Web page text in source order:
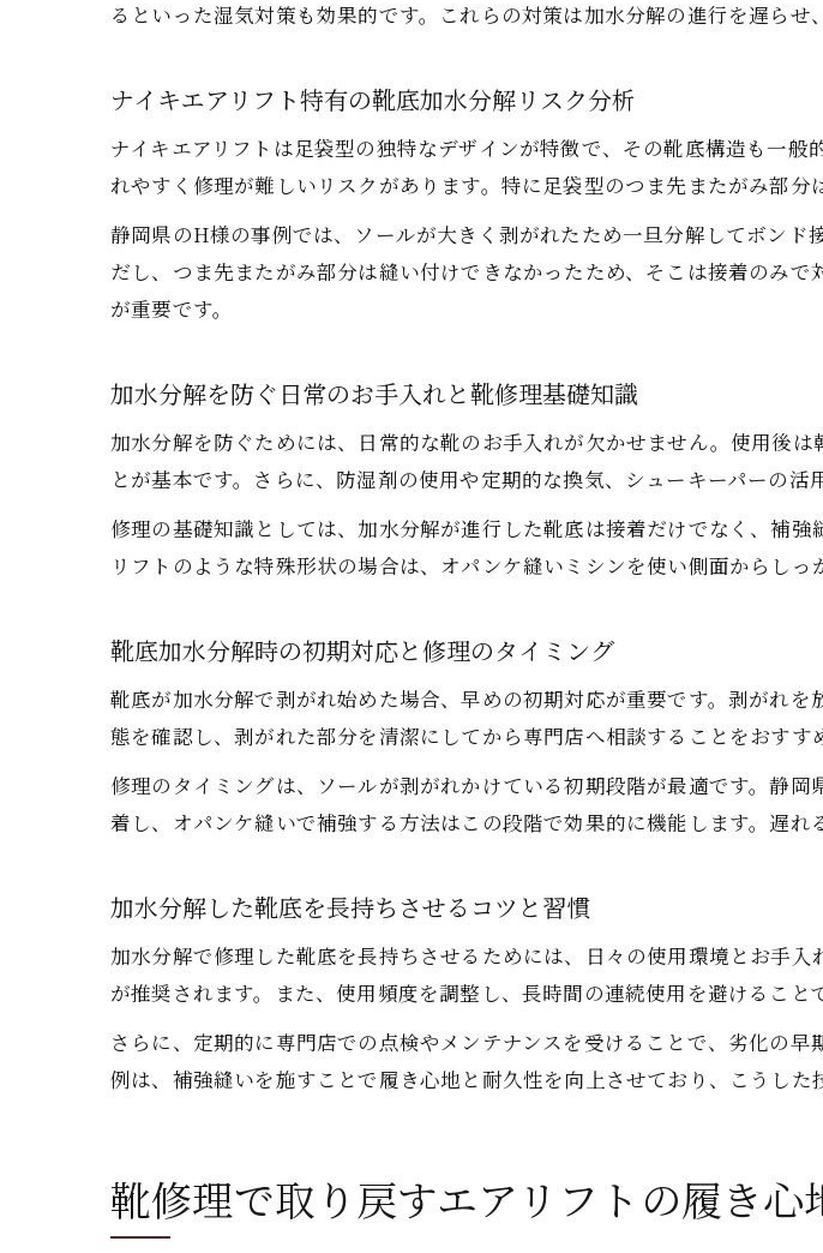
靴底修理時に確認す
靴底加水分解で迷った
加水分解靴底の修理
ソール剥がれが起こる前
靴底剥がれを防ぐ日
加水分解を抑える保
靴修理不要に近づく
加水分解したナイキ靴底
靴底加水分解修理の
ナイキエアリフト靴
加水分解による靴底
自分で靴底修理する際の
靴底加水分解を自分
靴修理に必要な道具
加水分解したナイキ
るといった湿気対策も効果的です。これらの対策は加水分解の進行を遅らせ
ナイキエアリフト特有の靴底加水分解リスク分析
ナイキエアリフトは足袋型の独特なデザインが特徴で、その靴底構造も一
れやすく修理が難しいリスクがあります。特に足袋型のつま先またがみ部分
静岡県のH様の事例では、ソールが大きく剥がれたため一旦分解してボン
だし、つま先またがみ部分は縫い付けできなかったため、そこは接着のみ
が重要です。
加水分解を防ぐ日常のお手入れと靴修理基礎知識
加水分解を防ぐためには、日常的な靴のお手入れが欠かせません。使用後
とが基本です。さらに、防湿剤の使用や定期的な換気、シューキーパーの活
修理の基礎知識としては、加水分解が進行した靴底は接着だけでなく、補
リフトのような特殊形状の場合は、オパンケ縫いミシンを使い側面からしっ
靴底加水分解時の初期対応と修理のタイミング
靴底が加水分解で剥がれ始めた場合、早めの初期対応が重要です。剥がれ
態を確認し、剥がれた部分を清潔にしてから専門店へ相談することをおすす
修理のタイミングは、ソールが剥がれかけている初期段階が最適です。静
着し、オパンケ縫いで補強する方法はこの段階で効果的に機能します。遅
加水分解した靴底を長持ちさせるコツと習慣
加水分解で修理した靴底を長持ちさせるためには、日々の使用環境とお手
が推奨されます。また、使用頻度を調整し、長時間の連続使用を避けること
さらに、定期的に専門店での点検やメンテナンスを受けることで、劣化の
例は、補強縫いを施すことで履き心地と耐久性を向上させており、こうした
靴修理で取り戻すエアリフトの履き心